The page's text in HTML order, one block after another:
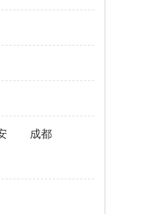
成都